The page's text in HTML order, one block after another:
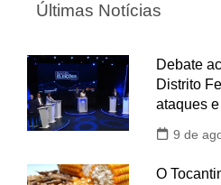
Últimas Notícias
Debate
Distrito
ataques
9 de
O